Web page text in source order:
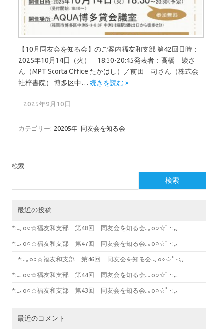
【10月同友会を知る会】のご案内福友和支部 第42回日時：
2025年10月14日（火） 18:30-20:45発表者：高橋 綾さ
ん（MPT Scorta Office たかはし）／前田 司さん（株式会
社梓書院） 博多区中… 続きを読む »
2025年9月10日
カテゴリー: 20205年 同友会を知る会
検索
検索
最近の投稿
*:..｡o○☆福友和支部 第48回 同友会を知る会..｡o○☆ﾟ･:,｡
*:..｡o○☆福友和支部 第47回 同友会を知る会..｡o○☆ﾟ･:,｡
*:..｡o○☆福友和支部 第46回 同友会を知る会..｡o○☆ﾟ･:,｡
*:..｡o○☆福友和支部 第44回 同友会を知る会..｡o○☆ﾟ･:,｡
*:..｡o○☆福友和支部 第43回 同友会を知る会..｡o○☆ﾟ･:,｡
最近のコメント